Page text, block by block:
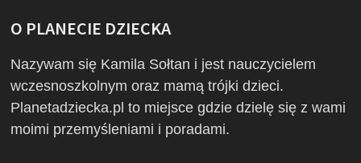
O PLANECIE DZIECKA
Nazywam się Kamila Sołtan i jest nauczycielem
wczesnoszkolnym oraz mamą trójki dzieci.
Planetadziecka.pl to miejsce gdzie dzielę się z wami
moimi przemyśleniami i poradami.